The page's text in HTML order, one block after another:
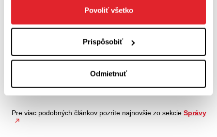
Povoliť všetko
Prispôsobiť
Odmietnuť
Pre viac podobných článkov pozrite najnovšie zo sekcieSprávy